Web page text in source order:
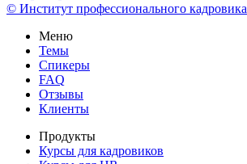
© Институт профессионального кадровика
Меню
Темы
Спикеры
FAQ
Отзывы
Клиенты
Продукты
Курсы для кадровиков